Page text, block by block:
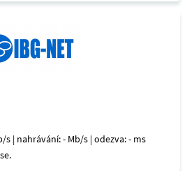
s | nahrávání: - Mb/s | odezva: - ms